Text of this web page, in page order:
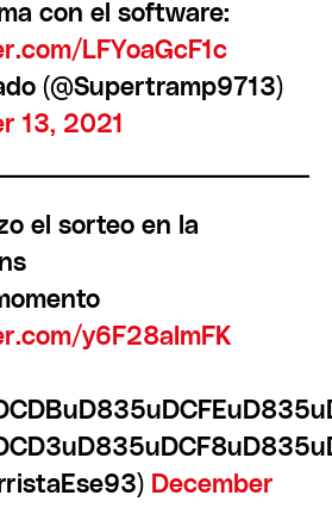
con el software:
LFYoaGcF1c
(@Supertramp9713)
13, 2021
el sorteo en la
y6F28aImFK
December